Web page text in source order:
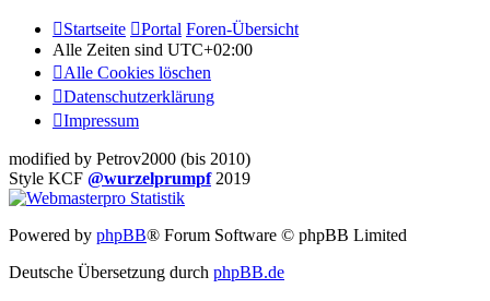
Startseite Portal Foren-Übersicht
Alle Zeiten sind UTC+02:00
Alle Cookies löschen
Datenschutzerklärung
Impressum
modified by Petrov2000 (bis 2010)
Style KCF @wurzelprumpf2019
Powered by phpBB® Forum Software © phpBB Limited
Deutsche Übersetzung durch phpBB.de